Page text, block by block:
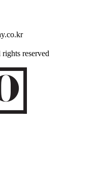
reserved